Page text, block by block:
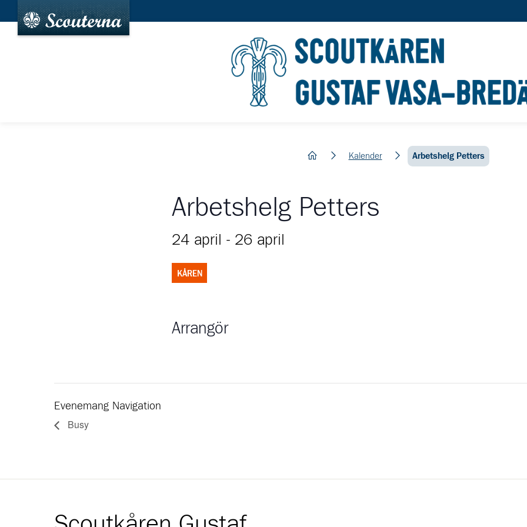
hem Kalender Arbetshelg Petters
Arbetshelg Petters
24 april - 26 april
KÅREN
Arrangör
Evenemang Navigation
Busy